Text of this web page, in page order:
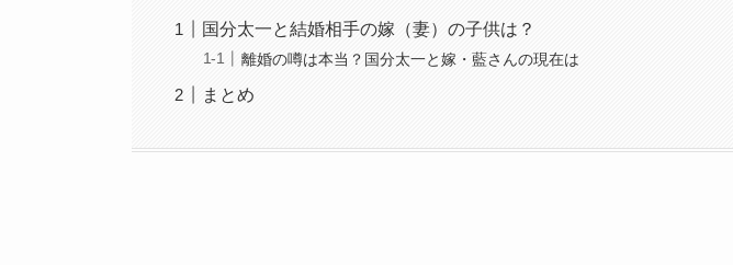
国分太一と結婚相手の嫁（妻）の子供は？
離婚の噂は本当？国分太一と嫁・藍さんの現在は
まとめ